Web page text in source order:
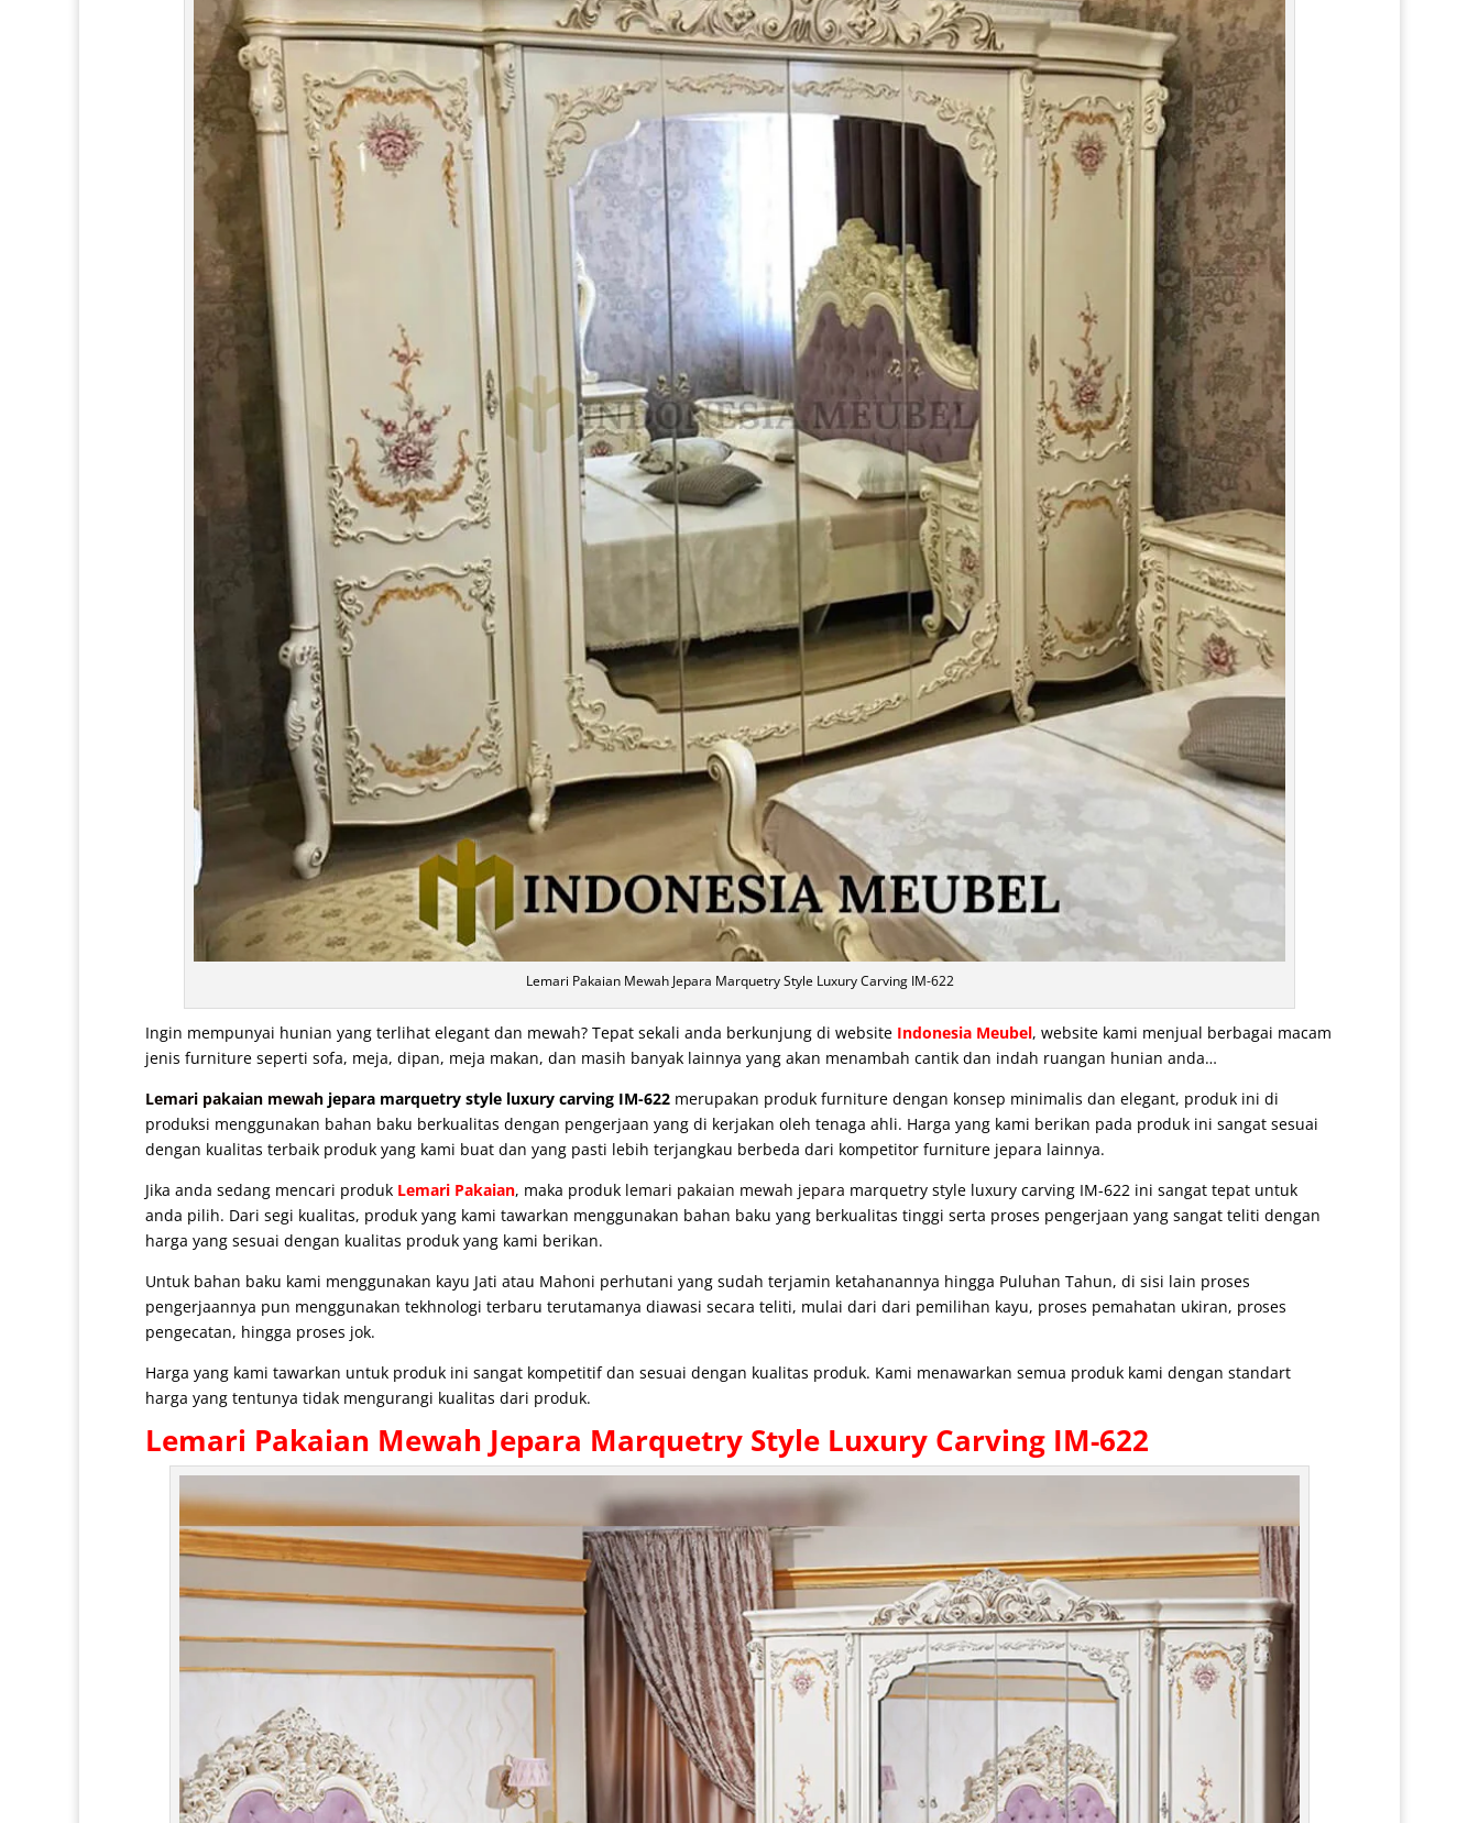
Lemari Pakaian Mewah Jepara Marquetry Style Luxury Carving IM-622
Ingin mempunyai hunian yang terlihat elegant dan mewah? Tepat sekali anda berkunjung di website Indonesia Meubel, website kami menjual berbagai macam
jenis furniture seperti sofa, meja, dipan, meja makan, dan masih banyak lainnya yang akan menambah cantik dan indah ruangan hunian anda…
Lemari pakaian mewah jepara marquetry style luxury carving IM-622 merupakan produk furniture dengan konsep minimalis dan elegant, produk ini di
produksi menggunakan bahan baku berkualitas dengan pengerjaan yang di kerjakan oleh tenaga ahli. Harga yang kami berikan pada produk ini sangat sesuai
dengan kualitas terbaik produk yang kami buat dan yang pasti lebih terjangkau berbeda dari kompetitor furniture jepara lainnya.
Jika anda sedang mencari produk Lemari Pakaian, maka produk lemari pakaian mewah jepara marquetry style luxury carving IM-622 ini sangat tepat untuk
anda pilih. Dari segi kualitas, produk yang kami tawarkan menggunakan bahan baku yang berkualitas tinggi serta proses pengerjaan yang sangat teliti dengan
harga yang sesuai dengan kualitas produk yang kami berikan.
Untuk bahan baku kami menggunakan kayu Jati atau Mahoni perhutani yang sudah terjamin ketahanannya hingga Puluhan Tahun, di sisi lain proses
pengerjaannya pun menggunakan tekhnologi terbaru terutamanya diawasi secara teliti, mulai dari dari pemilihan kayu, proses pemahatan ukiran, proses
pengecatan, hingga proses jok.
Harga yang kami tawarkan untuk produk ini sangat kompetitif dan sesuai dengan kualitas produk. Kami menawarkan semua produk kami dengan standart
harga yang tentunya tidak mengurangi kualitas dari produk.
Lemari Pakaian Mewah Jepara Marquetry Style Luxury Carving IM-622